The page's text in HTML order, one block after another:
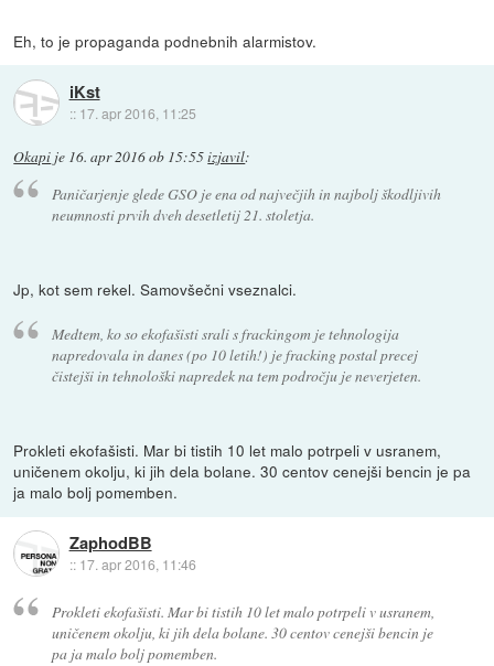
Eh, to je propaganda podnebnih alarmistov.
iKst
:: 17. apr 2016, 11:25
Okapi je 16. apr 2016 ob 15:55izjavil:
Paničarjenje glede GSO je ena od največjih in najbolj škodljivih
neumnosti prvih dveh desetletij 21. stoletja.
Jp, kot sem rekel. Samovšečni vseznalci.
Medtem, ko so ekofašisti srali s frackingom je tehnologija
napredovala in danes (po 10 letih!) je fracking postal precej
čistejši in tehnološki napredek na tem področju je neverjeten.
Prokleti ekofašisti. Mar bi tistih 10 let malo potrpeli v usranem,
uničenem okolju, ki jih dela bolane. 30 centov cenejši bencin je pa
ja malo bolj pomemben.
ZaphodBB
:: 17. apr 2016, 11:46
Prokleti ekofašisti. Mar bi tistih 10 let malo potrpeli v usranem,
uničenem okolju, ki jih dela bolane. 30 centov cenejši bencin je
pa ja malo bolj pomemben.